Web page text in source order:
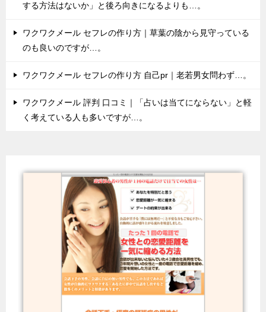
する方法はないか」と後ろ向きになるよりも…。
ワクワクメール セフレの作り方｜草葉の陰から見守っている
のも良いのですが…。
ワクワクメール セフレの作り方 自己pr｜老若男女問わず…。
ワクワクメール 評判 口コミ｜「占いは当てにならない」と軽
く考えている人も多いですが…。